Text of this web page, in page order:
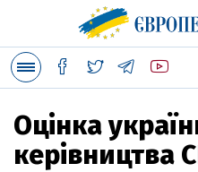
Оцінка
керівництва